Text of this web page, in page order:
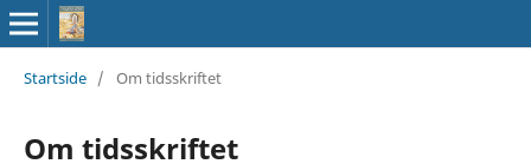
Startside / Om tidsskriftet
Om tidsskriftet